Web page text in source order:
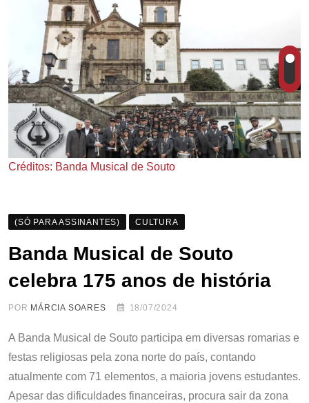
Créditos: Banda Musical de Souto
(SÓ PARA ASSINANTES) CULTURA
Banda Musical de Souto
celebra 175 anos de história
POR MÁRCIA SOARES 18/07/2024
A Banda Musical de Souto participa em diversas romarias e
festas religiosas pela zona norte do país, contando
atualmente com 71 elementos, a maioria jovens estudantes.
Apesar das dificuldades financeiras, procura sair da zona